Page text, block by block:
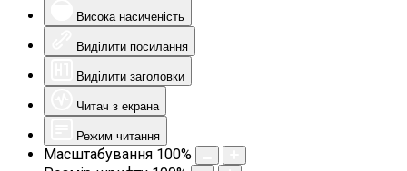
Висока насиченість
Виділити посилання
Виділити заголовки
Читач з екрана
Режим читання
Масштабування 100%